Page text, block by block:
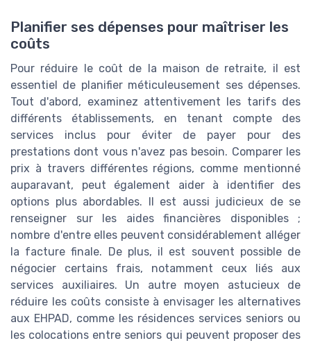
Planifier ses dépenses pour maîtriser les
coûts
Pour réduire le coût de la maison de retraite, il est
essentiel de planifier méticuleusement ses dépenses.
Tout d'abord, examinez attentivement les tarifs des
différents établissements, en tenant compte des
services inclus pour éviter de payer pour des
prestations dont vous n'avez pas besoin. Comparer les
prix à travers différentes régions, comme mentionné
auparavant, peut également aider à identifier des
options plus abordables. Il est aussi judicieux de se
renseigner sur les aides financières disponibles ;
nombre d'entre elles peuvent considérablement alléger
la facture finale. De plus, il est souvent possible de
négocier certains frais, notamment ceux liés aux
services auxiliaires. Un autre moyen astucieux de
réduire les coûts consiste à envisager les alternatives
aux EHPAD, comme les résidences services seniors ou
les colocations entre seniors qui peuvent proposer des